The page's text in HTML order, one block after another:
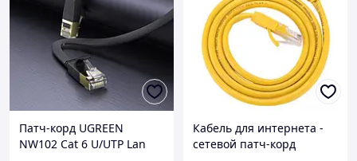
Патч-корд UGREEN
NW102 Cat 6 U/UTP Lan
Кабель для интернета -
сетевой патч-корд